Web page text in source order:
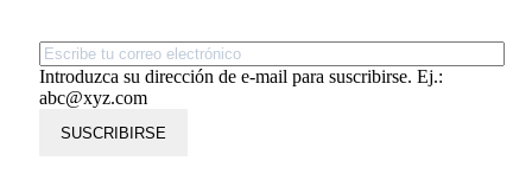
Introduzca su dirección de e-mail para suscribirse. Ej.:
abc@xyz.com
SUSCRIBIRSE